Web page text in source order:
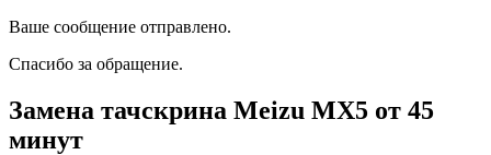
Ваше сообщение отправлено.
Спасибо за обращение.
Замена тачскрина Meizu MX5 от 45
минут